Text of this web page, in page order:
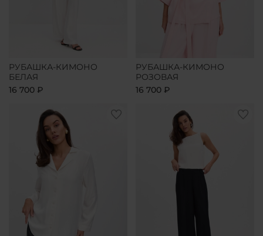
РУБАШКА-КИМОНО
БЕЛАЯ
16 700 ₽
РУБАШКА-КИМОНО
РОЗОВАЯ
16 700 ₽